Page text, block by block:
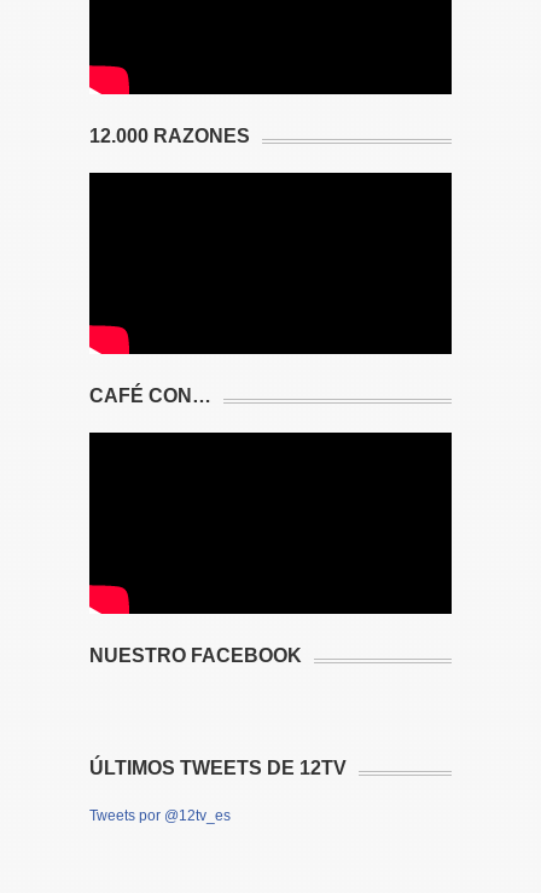
12.000 RAZONES
CAFÉ CON…
NUESTRO FACEBOOK
ÚLTIMOS TWEETS DE 12TV
Tweets por @12tv_es